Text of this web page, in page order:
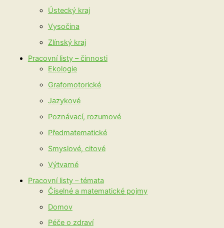
Ústecký kraj
Vysočina
Zlínský kraj
Pracovní listy – činnosti
Ekologie
Grafomotorické
Jazykové
Poznávací, rozumové
Předmatematické
Smyslové, citové
Výtvarné
Pracovní listy – témata
Číselné a matematické pojmy
Domov
Péče o zdraví